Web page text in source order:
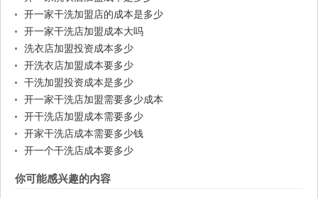
开一家干洗加盟店的成本是多少
开一家干洗店加盟成本大吗
洗衣店加盟投资成本多少
开洗衣店加盟成本要多少
干洗加盟投资成本是多少
开一家干洗店加盟需要多少成本
开干洗店加盟成本需要多少
开家干洗店成本需要多少钱
开一个干洗店成本要多少
你可能感兴趣的内容